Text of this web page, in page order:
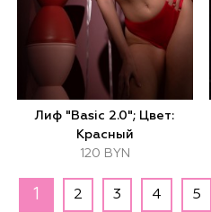
Лиф "Basic 2.0"; Цвет:
Красный
120 BYN
1 2 3 4 5